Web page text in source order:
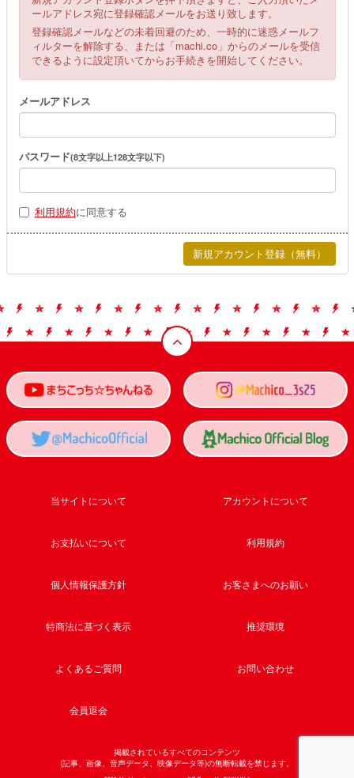
ールアドレス宛に登録確認メールをお送り致します。
登録確認メールなどの未着回避のため、一時的に迷惑メールフ
ィルターを解除する、または「machi.co」からのメールを受信
できるように設定頂いてからお手続きを開始してください。
メールアドレス
パスワード(8文字以上128文字以下)
利用規約に同意する
当サイトについて アカウントについて
お支払いについて 利用規約
個人情報保護方針 お客さまへのお願い
特商法に基づく表示 推奨環境
よくあるご質問 お問い合わせ
会員退会
掲載されているすべてのコンテンツ
(記事、画像、音声データ、映像データ等)の無断転載を禁じます。